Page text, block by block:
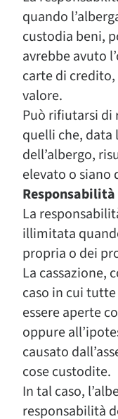
quando
custodia beni,
avrebbe avuto
carte di
valore.
Può rifiutarsi di
quelli che, data
dell’albergo,
elevato o
La
illimitata
propria o dei
La cassazione,
caso in cui
essere aperte
oppure
causato
cose custodite.
In tal caso,
responsabilità